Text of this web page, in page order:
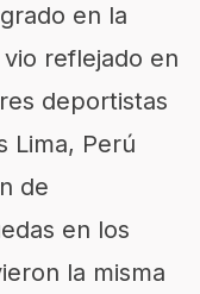
en la
reflejado en
deportistas
Lima, Perú
de
en los
la misma